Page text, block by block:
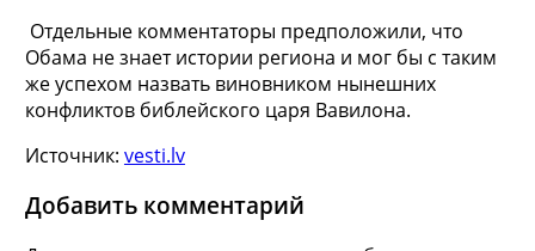
Отдельные комментаторы предположили, что
Обама не знает истории региона и мог бы с таким
же успехом назвать виновником нынешних
конфликтов библейского царя Вавилона.
Источник: vesti.lv
Добавить комментарий